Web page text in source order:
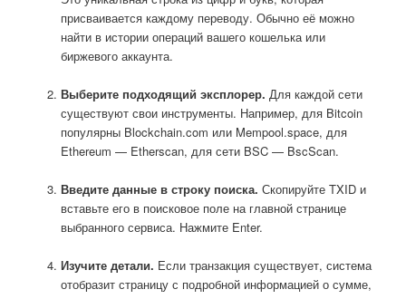
присваивается каждому переводу. Обычно её можно
найти в истории операций вашего кошелька или
биржевого аккаунта.
Выберите подходящий эксплорер. Для каждой сети
существуют свои инструменты. Например, для Bitcoin
популярны Blockchain.com или Mempool.space, для
Ethereum — Etherscan, для сети BSC — BscScan.
Введите данные в строку поиска. Скопируйте TXID и
вставьте его в поисковое поле на главной странице
выбранного сервиса. Нажмите Enter.
Изучите детали. Если транзакция существует, система
отобразит страницу с подробной информацией о сумме,